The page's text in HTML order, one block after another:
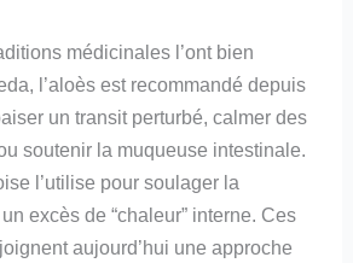
médicinales l’ont bien
l’aloès est recommandé depuis
un transit perturbé, calmer des
soutenir la muqueuse intestinale.
l’utilise pour soulager la
excès de “chaleur” interne. Ces
aujourd’hui une approche